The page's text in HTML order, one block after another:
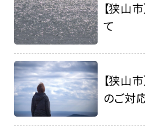
【狭山
て
【狭山
のご対